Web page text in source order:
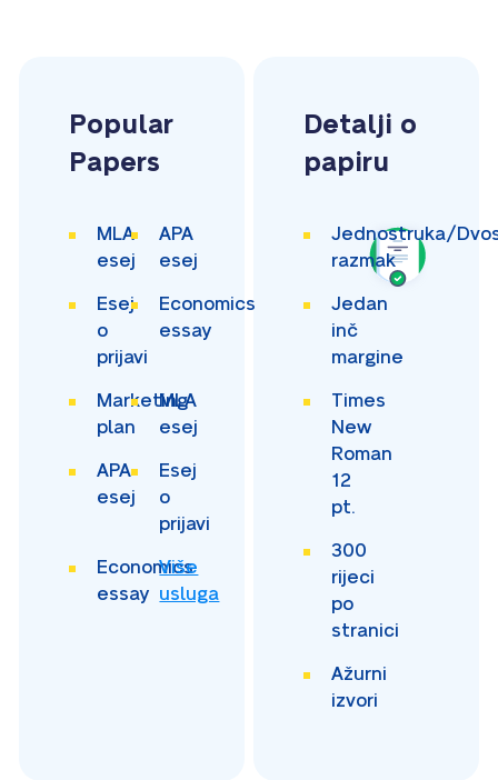
Popular
Papers
MLA
esej
APA
esej
Esej
o
prijavi
Economics
essay
Marketing
plan
MLA
esej
APA
esej
Esej
o
prijavi
Economics
essay
Više
usluga
Detalji o
papiru
Jednostruka/
razmak
Jedan
inč
margine
Times
New
Roman
12
pt.
300
rijeci
po
stranici
Ažurni
izvori